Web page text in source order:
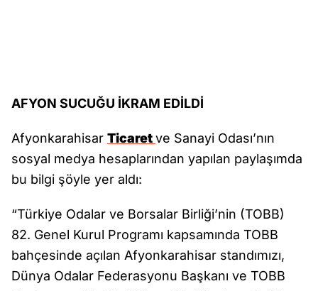
AFYON SUCUĞU İKRAM EDİLDİ
Afyonkarahisar Ticaretve Sanayi Odası’nın
sosyal medya hesaplarından yapılan paylaşımda
bu bilgi şöyle yer aldı:
“Türkiye Odalar ve Borsalar Birliği’nin (TOBB)
82. Genel Kurul Programı kapsamında TOBB
bahçesinde açılan Afyonkarahisar standımızı,
Dünya Odalar Federasyonu Başkanı ve TOBB